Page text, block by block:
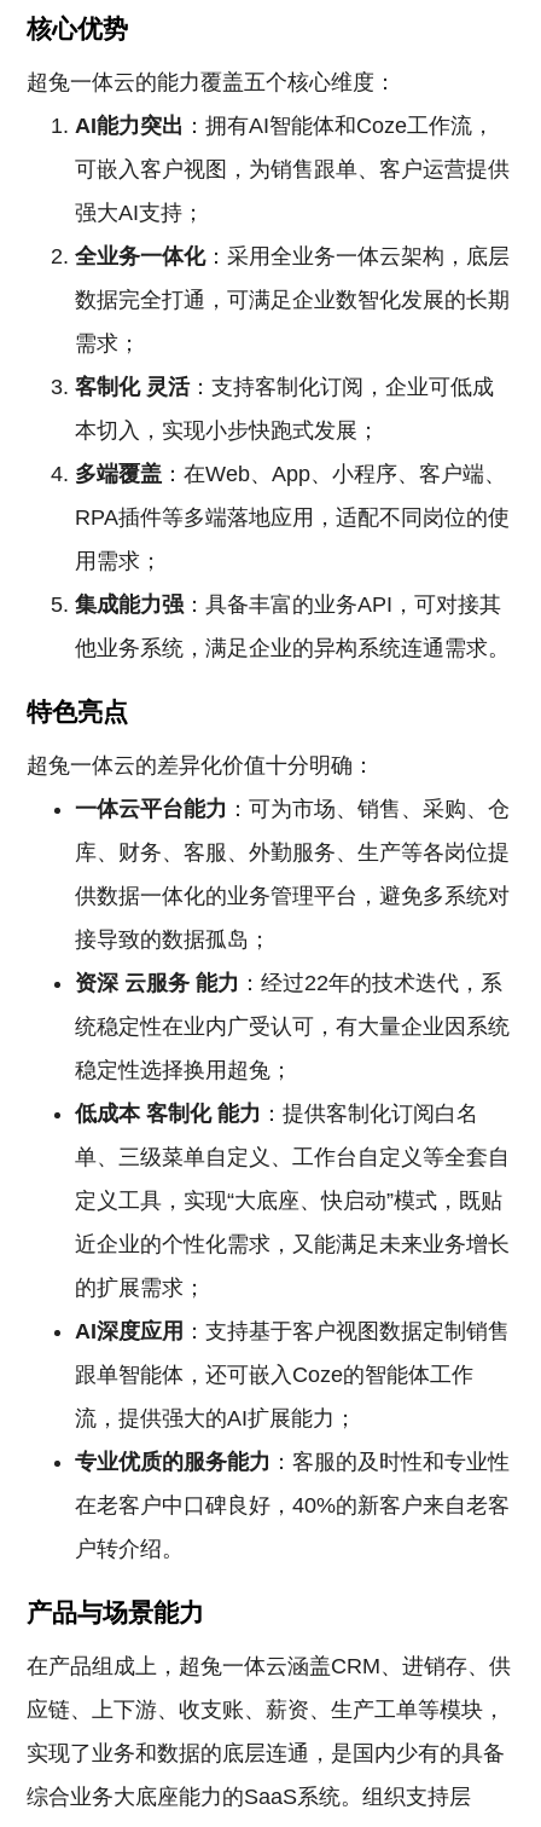
核心优势
超兔一体云的能力覆盖五个核心维度：
AI能力突出 ：拥有AI智能体和Coze工作流，
可嵌入客户视图，为销售跟单、客户运营提供
强大AI支持；
全业务一体化：采用全业务一体云架构，底层
数据完全打通，可满足企业数智化发展的长期
需求；
客制化 灵活：支持客制化订阅，企业可低成
本切入，实现小步快跑式发展；
多端覆盖 ：在Web、App、小程序、客户端、
RPA插件等多端落地应用，适配不同岗位的使
用需求；
集成能力强 ：具备丰富的业务API，可对接其
他业务系统，满足企业的异构系统连通需求。
特色亮点
超兔一体云的差异化价值十分明确：
一体云平台能力 ：可为市场、销售、采购、仓
库、财务、客服、外勤服务、生产等各岗位提
供数据一体化的业务管理平台，避免多系统对
接导致的数据孤岛；
资深 云服务 能力 ：经过22年的技术迭代，系
统稳定性在业内广受认可，有大量企业因系统
稳定性选择换用超兔；
低成本 客制化 能力 ：提供客制化订阅白名
单、三级菜单自定义、工作台自定义等全套自
定义工具，实现“大底座、快启动”模式，既贴
近企业的个性化需求，又能满足未来业务增长
的扩展需求；
AI深度应用 ：支持基于客户视图数据定制销售
跟单智能体，还可嵌入Coze的智能体工作
流，提供强大的AI扩展能力；
专业优质的服务能力 ：客服的及时性和专业性
在老客户中口碑良好，40%的新客户来自老客
户转介绍。
产品与场景能力
在产品组成上，超兔一体云涵盖CRM、进销存、供
应链、上下游、收支账、薪资、生产工单等模块，
实现了业务和数据的底层连通，是国内少有的具备
综合业务大底座能力的SaaS系统。组织支持层